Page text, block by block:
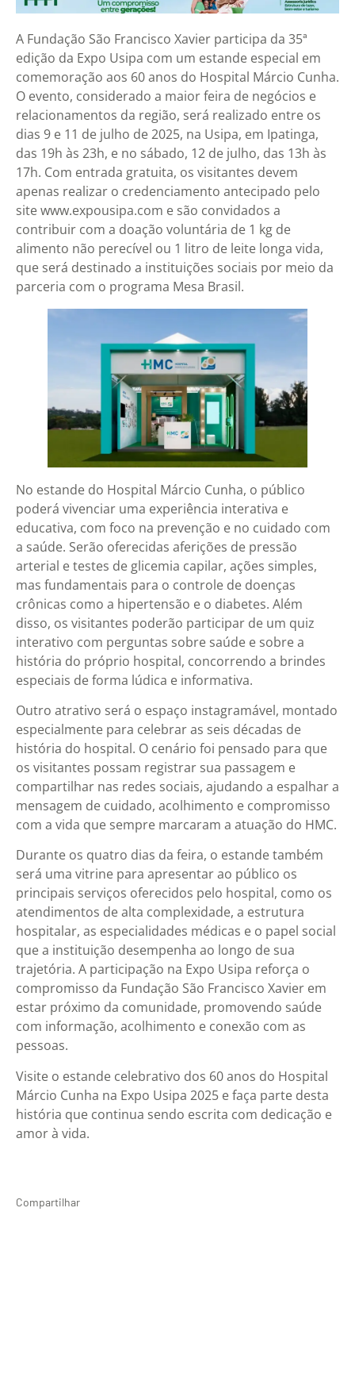
A Fundação São Francisco Xavier participa da 35ª
edição da Expo Usipa com um estande especial em
comemoração aos 60 anos do Hospital Márcio Cunha.
O evento, considerado a maior feira de negócios e
relacionamentos da região, será realizado entre os
dias 9 e 11 de julho de 2025, na Usipa, em Ipatinga,
das 19h às 23h, e no sábado, 12 de julho, das 13h às
17h. Com entrada gratuita, os visitantes devem
apenas realizar o credenciamento antecipado pelo
site www.expousipa.com e são convidados a
contribuir com a doação voluntária de 1 kg de
alimento não perecível ou 1 litro de leite longa vida,
que será destinado a instituições sociais por meio da
parceria com o programa Mesa Brasil.
No estande do Hospital Márcio Cunha, o público
poderá vivenciar uma experiência interativa e
educativa, com foco na prevenção e no cuidado com
a saúde. Serão oferecidas aferições de pressão
arterial e testes de glicemia capilar, ações simples,
mas fundamentais para o controle de doenças
crônicas como a hipertensão e o diabetes. Além
disso, os visitantes poderão participar de um quiz
interativo com perguntas sobre saúde e sobre a
história do próprio hospital, concorrendo a brindes
especiais de forma lúdica e informativa.
Outro atrativo será o espaço instagramável, montado
especialmente para celebrar as seis décadas de
história do hospital. O cenário foi pensado para que
os visitantes possam registrar sua passagem e
compartilhar nas redes sociais, ajudando a espalhar a
mensagem de cuidado, acolhimento e compromisso
com a vida que sempre marcaram a atuação do HMC.
Durante os quatro dias da feira, o estande também
será uma vitrine para apresentar ao público os
principais serviços oferecidos pelo hospital, como os
atendimentos de alta complexidade, a estrutura
hospitalar, as especialidades médicas e o papel social
que a instituição desempenha ao longo de sua
trajetória. A participação na Expo Usipa reforça o
compromisso da Fundação São Francisco Xavier em
estar próximo da comunidade, promovendo saúde
com informação, acolhimento e conexão com as
pessoas.
Visite o estande celebrativo dos 60 anos do Hospital
Márcio Cunha na Expo Usipa 2025 e faça parte desta
história que continua sendo escrita com dedicação e
amor à vida.
Compartilhar